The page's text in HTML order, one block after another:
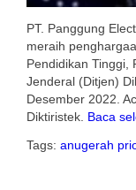
PT. Panggung
meraih
Pendidikan Tinggi,
Jenderal (Ditjen)
Desember 2022.
Diktiristek. Baca
Tags: anugerah